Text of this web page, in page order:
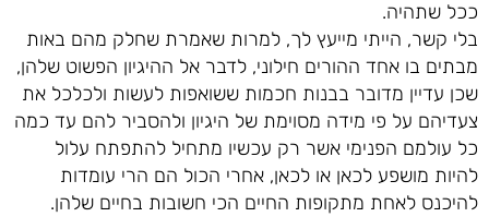
ככל שתהיה.
בלי קשר, הייתי מייעץ לך, למרות שאמרת שחלק מהם באות
מבתים בו אחד ההורים חילוני, לדבר אל ההיגיון הפשוט שלהן,
שכן עדיין מדובר בבנות חכמות ששואפות לעשות ולכלכל את
צעדיהם על פי מידה מסוימת של היגיון ולהסביר להם עד כמה
כל עולמם הפנימי אשר רק עכשיו מתחיל להתפתח עלול
להיות מושפע לכאן או לכאן, אחרי הכול הם הרי עומדות
להיכנס לאחת מתקופות החיים הכי חשובות בחיים שלהן.